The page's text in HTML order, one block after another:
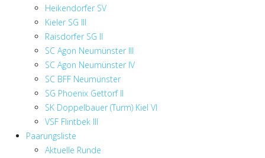
Heikendorfer SV
Kieler SG III
Raisdorfer SG II
SC Agon Neumünster III
SC Agon Neumünster IV
SC BFF Neumünster
SG Phoenix Gettorf II
SK Doppelbauer (Turm) Kiel VI
VSF Flintbek III
Paarungsliste
Aktuelle Runde